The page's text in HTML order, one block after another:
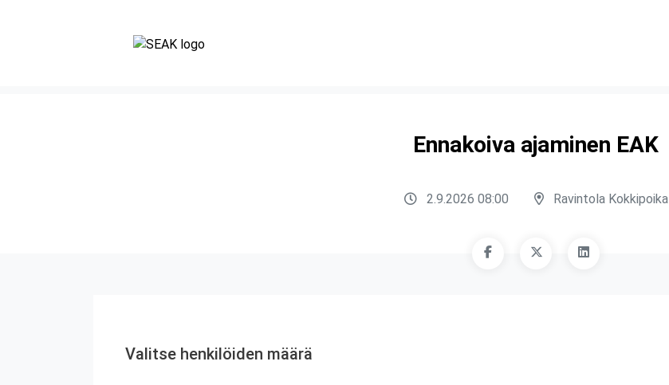
Ennakoiva ajaminen EAK
2.9.2026 08:00 Ravintola Kokkipoika
Valitse henkilöiden määrä